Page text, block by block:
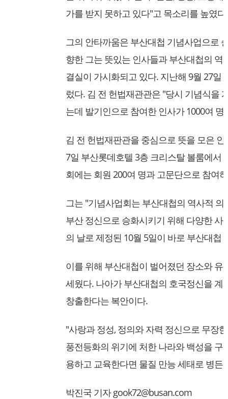
가를 받지 못하고 있다"고 목소리를 높였다.
그의 안타까움은 부산대첩 기념사업으로
향한 그는 뜻있는 인사들과 부산대첩의
결실이 가시화되고 있다. 지난해 9월 27
렀다. 김 전 헌법재관관은 "당시 기념식을
는데 발기인으로 참여한 인사가 1000여
김 전 헌법재판관을 중심으로 뜻을 모은
7일 부산롯데호텔 3층 크리스탈 볼룸에서
회에는 회원 200여 명과 고문단으로 참여
그는 "기념사업회는 부산대첩의 역사적
부산 정신으로 승화시키기 위해 다양한
의 날로 제정된 10월 5일이 바로 부산대
이를 위해 부산대첩이 벌어졌던 장소와
세웠다. 나아가 부산대첩의 호국정신을
창출한다는 복안이다.
"사랑과 정성, 정의와 자력 정신으로 무장
풍전등화의 위기에 처한 나라와 백성을
용하고 교육한다면 물질 만능 세태로 병
박진국 기자 gook72@busan.com